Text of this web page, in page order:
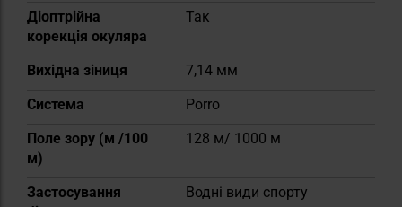
Діоптрійна
корекція окуляра
Так
Вихідна зіниця
7,14 мм
Система
Porro
Поле зору (м /100
м)
128 м/ 1000 м
Застосування
Водні види спорту